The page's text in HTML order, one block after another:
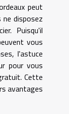
peut
disposez
Puisqu'il
vous
l'astuce
pour vous
Cette
avantages